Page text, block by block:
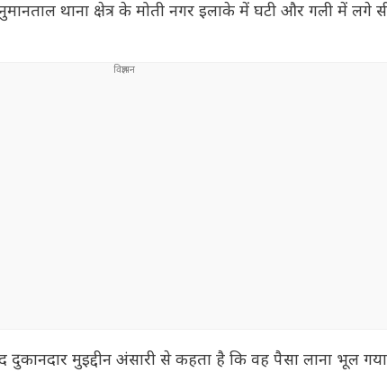
थाना क्षेत्र के मोती नगर इलाके में घटी और गली में लगे
मुइद्दीन अंसारी से कहता है कि वह पैसा लाना भूल